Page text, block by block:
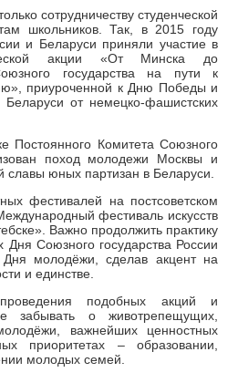
сотрудничеству студенческой
школьников. Так, в 2015 году
и Беларуси приняли участие в
акции «От Минска до
государства на пути к
приуроченной к Дню Победы и
от немецко-фашистских
Постоянного Комитета Союзного
поход молодежи Москвы и
славы юных партизан в Беларуси.
фестивалей на постсоветском
фестиваль искусств
Важно продолжить практику
Дня Союзного государства России
молодёжи, сделав акцент на
и единстве.
подобных акций и
забывать о животрепещущих,
важнейших ценностных
приоритетах – образовании,
молодых семей.